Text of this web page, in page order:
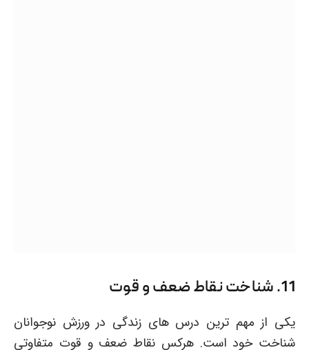
11. شناخت نقاط ضعف و قوت
یکی از مهم ترین درس های زندگی در ورزش نوجوانان
شناخت خود است. هرکس نقاط ضعف و قوت متفاوتی